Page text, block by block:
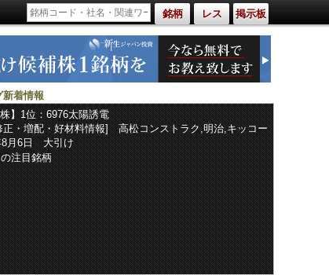
銘柄 レス 掲示板
新着情報
】1位：6976太陽誘電
正・増配・好材料情報] 高松コンストラク,明治,キッコー
東紡績,トーカロ,コロプラ,イルグルム,花王,三洋化成工業,
,アステラス製薬,資生堂,東海カーボン,フジミインコー
冶金工業,リョービ,ジーデップ・アドバンス,オークマ,酉
,ミネベアミツミ,ＴＨＫ,オムロン,セイコーエプソン,山
日本シイエムケイ,ローム,太陽誘電,ニチコン,日本タング
めぶき
8月6日 大引け
注目銘柄